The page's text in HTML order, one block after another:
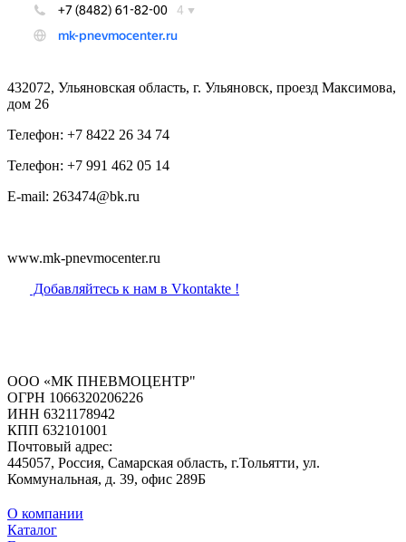
432072, Ульяновская область, г. Ульяновск, проезд Максимова,
дом 26
Телефон: +7 8422 26 34 74
Телефон: +7 991 462 05 14
E-mail: 263474@bk.ru
www.mk-pnevmocenter.ru
Добавляйтесь к нам в Vkontakte !
ООО «МК ПНЕВМОЦЕНТР"
ОГРН 1066320206226
ИНН 6321178942
КПП 632101001
Почтовый адрес:
445057, Россия, Самарская область, г.Тольятти, ул.
Коммунальная, д. 39, офис 289Б
О компании
Каталог